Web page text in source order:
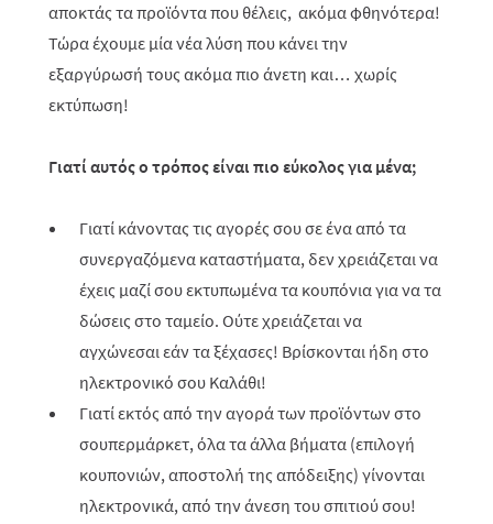
αποκτάς τα προϊόντα που θέλεις, ακόμα φθηνότερα!
Τώρα έχουμε μία νέα λύση που κάνει την
εξαργύρωσή τους ακόμα πιο άνετη και… χωρίς
εκτύπωση!
Γιατί αυτός ο τρόπος είναι πιο εύκολος για μένα;
Γιατί κάνοντας τις αγορές σου σε ένα από τα
συνεργαζόμενα καταστήματα, δεν χρειάζεται να
έχεις μαζί σου εκτυπωμένα τα κουπόνια για να τα
δώσεις στο ταμείο. Ούτε χρειάζεται να
αγχώνεσαι εάν τα ξέχασες! Βρίσκονται ήδη στο
ηλεκτρονικό σου Καλάθι!
Γιατί εκτός από την αγορά των προϊόντων στο
σουπερμάρκετ, όλα τα άλλα βήματα (επιλογή
κουπονιών, αποστολή της απόδειξης) γίνονται
ηλεκτρονικά, από την άνεση του σπιτιού σου!